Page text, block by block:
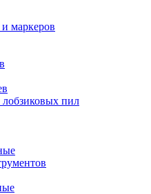
маркеров
пил